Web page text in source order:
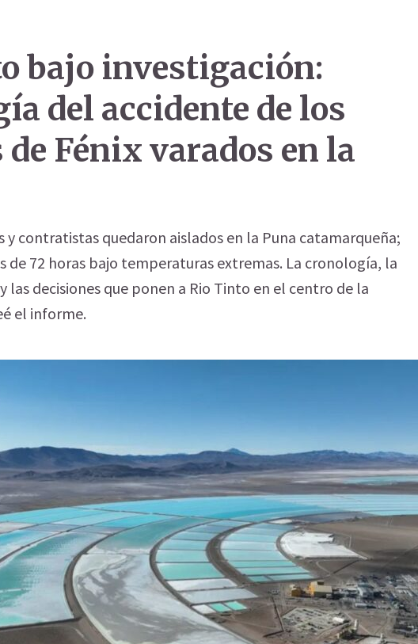
bajo investigación:
del accidente de los
Fénix varados en la
y contratistas quedaron aislados en la Puna catamarqueña;
de 72 horas bajo temperaturas extremas. La cronología, la
las decisiones que ponen a Rio Tinto en el centro de la
el informe.